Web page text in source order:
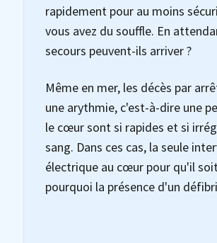
rapidement pour au moins
vous avez du souffle. En
secours peuvent-ils arriver ?
Même en mer, les décès par
une arythmie, c'est-à-dire une
le cœur sont si rapides et si
sang. Dans ces cas, la seule
électrique au cœur pour qu'il
pourquoi la présence d'un